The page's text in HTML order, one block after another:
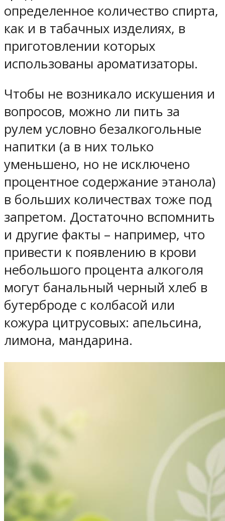
определенное количество спирта,
как и в табачных изделиях, в
приготовлении которых
использованы ароматизаторы.
Чтобы не возникало искушения и
вопросов, можно ли пить за
рулем условно безалкогольные
напитки (а в них только
уменьшено, но не исключено
процентное содержание этанола)
в больших количествах тоже под
запретом. Достаточно вспомнить
и другие факты – например, что
привести к появлению в крови
небольшого процента алкоголя
могут банальный черный хлеб в
бутерброде с колбасой или
кожура цитрусовых: апельсина,
лимона, мандарина.